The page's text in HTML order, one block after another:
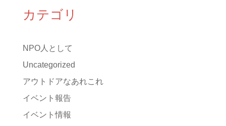
カテゴリ
NPO人として
Uncategorized
アウトドアなあれこれ
イベント報告
イベント情報